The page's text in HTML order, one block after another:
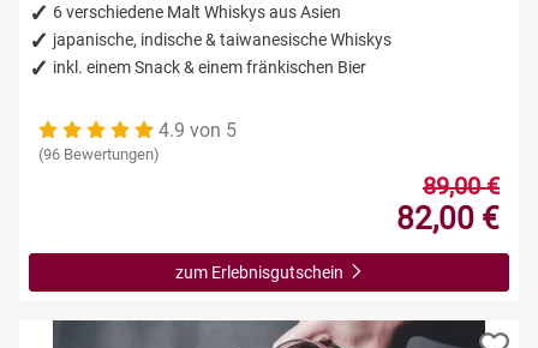
6 verschiedene Malt Whiskys aus Asien
japanische, indische & taiwanesische Whiskys
inkl. einem Snack & einem fränkischen Bier
4.9 von 5
(96 Bewertungen)
89,00 €
82,00 €
zum Erlebnisgutschein